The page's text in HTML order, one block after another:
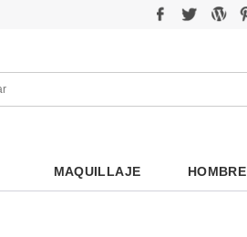
MAQUILLAJE HOMBRE